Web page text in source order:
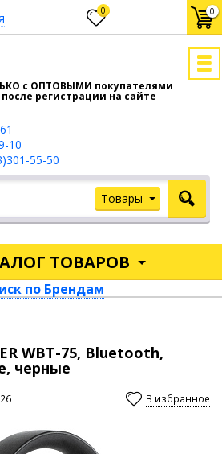
0 0
с ОПТОВЫМИ покупателями
регистрации на сайте
10
55-50
Товары
ТОВАРОВ
по Брендам
WBT-75, Bluetooth,
черные
В избранное